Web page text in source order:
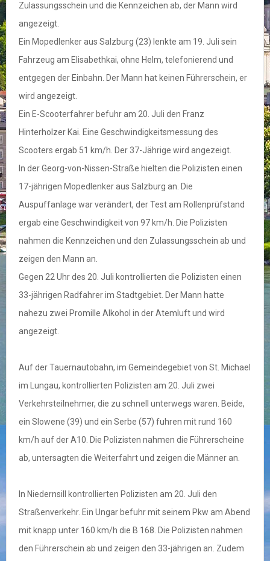
Zulassungsschein und die Kennzeichen ab, der Mann wird
angezeigt.
Ein Mopedlenker aus Salzburg (23) lenkte am 19. Juli sein
Fahrzeug am Elisabethkai, ohne Helm, telefonierend und
entgegen der Einbahn. Der Mann hat keinen Führerschein, er
wird angezeigt.
Ein E-Scooterfahrer befuhr am 20. Juli den Franz
Hinterholzer Kai. Eine Geschwindigkeitsmessung des
Scooters ergab 51 km/h. Der 37-Jährige wird angezeigt.
In der Georg-von-Nissen-Straße hielten die Polizisten einen
17-jährigen Mopedlenker aus Salzburg an. Die
Auspuffanlage war verändert, der Test am Rollenprüfstand
ergab eine Geschwindigkeit von 97 km/h. Die Polizisten
nahmen die Kennzeichen und den Zulassungsschein ab und
zeigen den Mann an.
Gegen 22 Uhr des 20. Juli kontrollierten die Polizisten einen
33-jährigen Radfahrer im Stadtgebiet. Der Mann hatte
nahezu zwei Promille Alkohol in der Atemluft und wird
angezeigt.
Auf der Tauernautobahn, im Gemeindegebiet von St. Michael
im Lungau, kontrollierten Polizisten am 20. Juli zwei
Verkehrsteilnehmer, die zu schnell unterwegs waren. Beide,
ein Slowene (39) und ein Serbe (57) fuhren mit rund 160
km/h auf der A10. Die Polizisten nahmen die Führerscheine
ab, untersagten die Weiterfahrt und zeigen die Männer an.
In Niedernsill kontrollierten Polizisten am 20. Juli den
Straßenverkehr. Ein Ungar befuhr mit seinem Pkw am Abend
mit knapp unter 160 km/h die B 168. Die Polizisten nahmen
den Führerschein ab und zeigen den 33-jährigen an. Zudem